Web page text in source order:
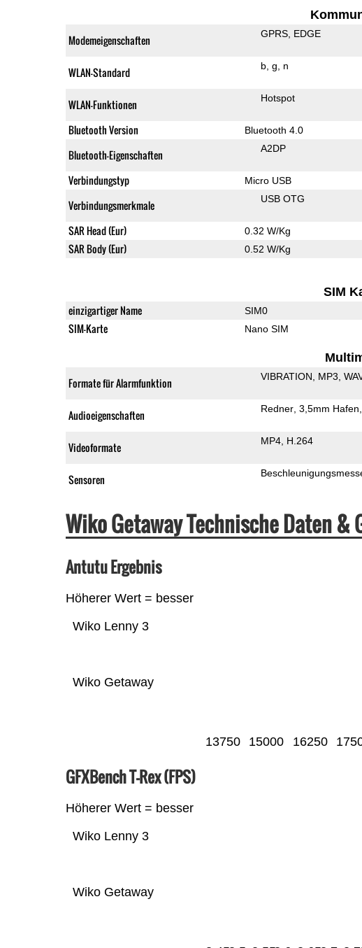
Modemeigenschaften GPRS EDGE
WLAN-Standard b g n
WLAN-Funktionen Hotspot
Bluetooth Version Bluetooth 4.0
Bluetooth-Eigenschaften A2DP
Verbindungstyp Micro USB
Verbindungsmerkmale USB OTG
SAR Head (Eur) 0.32 W/Kg
SAR Body (Eur) 0.52 W/Kg
SIM
einzigartiger Name SIM0
SIM-Karte Nano SIM
Formate für Alarmfunktion VIBRATION MP3
Audioeigenschaften Redner 3,5mm Hafen
Videoformate MP4 H.264
Sensoren
Wiko Getaway Technische Daten
Antutu Ergebnis
Höherer Wert = besser
Wiko Getaway
Wiko Lenny 3
13750 15000 16250
GFXBench T-Rex (FPS)
Höherer Wert = besser
Wiko Getaway
Wiko Lenny 3